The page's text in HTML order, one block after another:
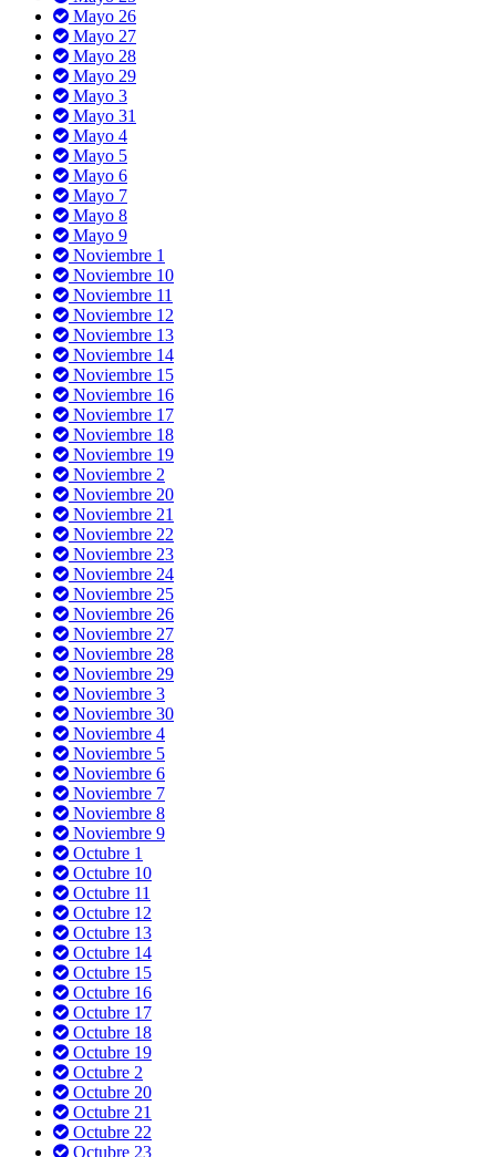
Mayo 26
Mayo 27
Mayo 28
Mayo 29
Mayo 3
Mayo 31
Mayo 4
Mayo 5
Mayo 6
Mayo 7
Mayo 8
Mayo 9
Noviembre 1
Noviembre 10
Noviembre 11
Noviembre 12
Noviembre 13
Noviembre 14
Noviembre 15
Noviembre 16
Noviembre 17
Noviembre 18
Noviembre 19
Noviembre 2
Noviembre 20
Noviembre 21
Noviembre 22
Noviembre 23
Noviembre 24
Noviembre 25
Noviembre 26
Noviembre 27
Noviembre 28
Noviembre 29
Noviembre 3
Noviembre 30
Noviembre 4
Noviembre 5
Noviembre 6
Noviembre 7
Noviembre 8
Noviembre 9
Octubre 1
Octubre 10
Octubre 11
Octubre 12
Octubre 13
Octubre 14
Octubre 15
Octubre 16
Octubre 17
Octubre 18
Octubre 19
Octubre 2
Octubre 20
Octubre 21
Octubre 22
Octubre 23